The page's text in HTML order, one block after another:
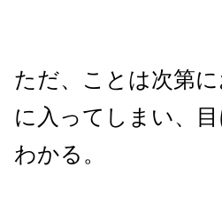
ただ、ことは次第
に入ってしまい、
わかる。